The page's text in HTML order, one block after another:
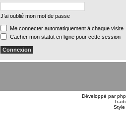
J’ai oublié mon mot de passe
Me connecter automatiquement à chaque visite
Cacher mon statut en ligne pour cette session
Développé par
Style